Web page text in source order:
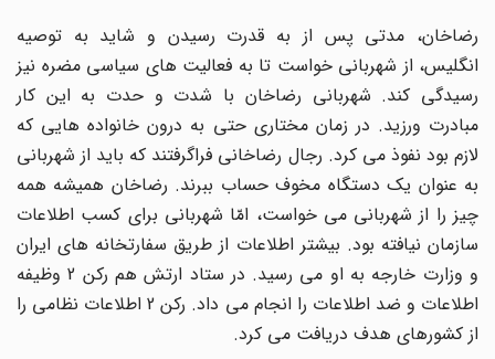
رضاخان، مدتی پس از به قدرت رسیدن و شاید به توصیه
انگلیس، از شهربانی خواست تا به فعالیت های سیاسی مضره نیز
رسیدگی کند. شهربانی رضاخان با شدت و حدت به این کار
مبادرت ورزید. در زمان مختاری حتی به درون خانواده هایی که
لازم بود نفوذ می کرد. رجال رضاخانی فراگرفتند که باید از شهربانی
به عنوان یک دستگاه مخوف حساب ببرند. رضاخان همیشه همه
چیز را از شهربانی می خواست، امّا شهربانی برای کسب اطلاعات
سازمان نیافته بود. بیشتر اطلاعات از طریق سفارتخانه های ایران
و وزارت خارجه به او می رسید. در ستاد ارتش هم رکن 2 وظیفه
اطلاعات و ضد اطلاعات را انجام می داد. رکن 2 اطلاعات نظامی را
از کشورهای هدف دریافت می کرد.